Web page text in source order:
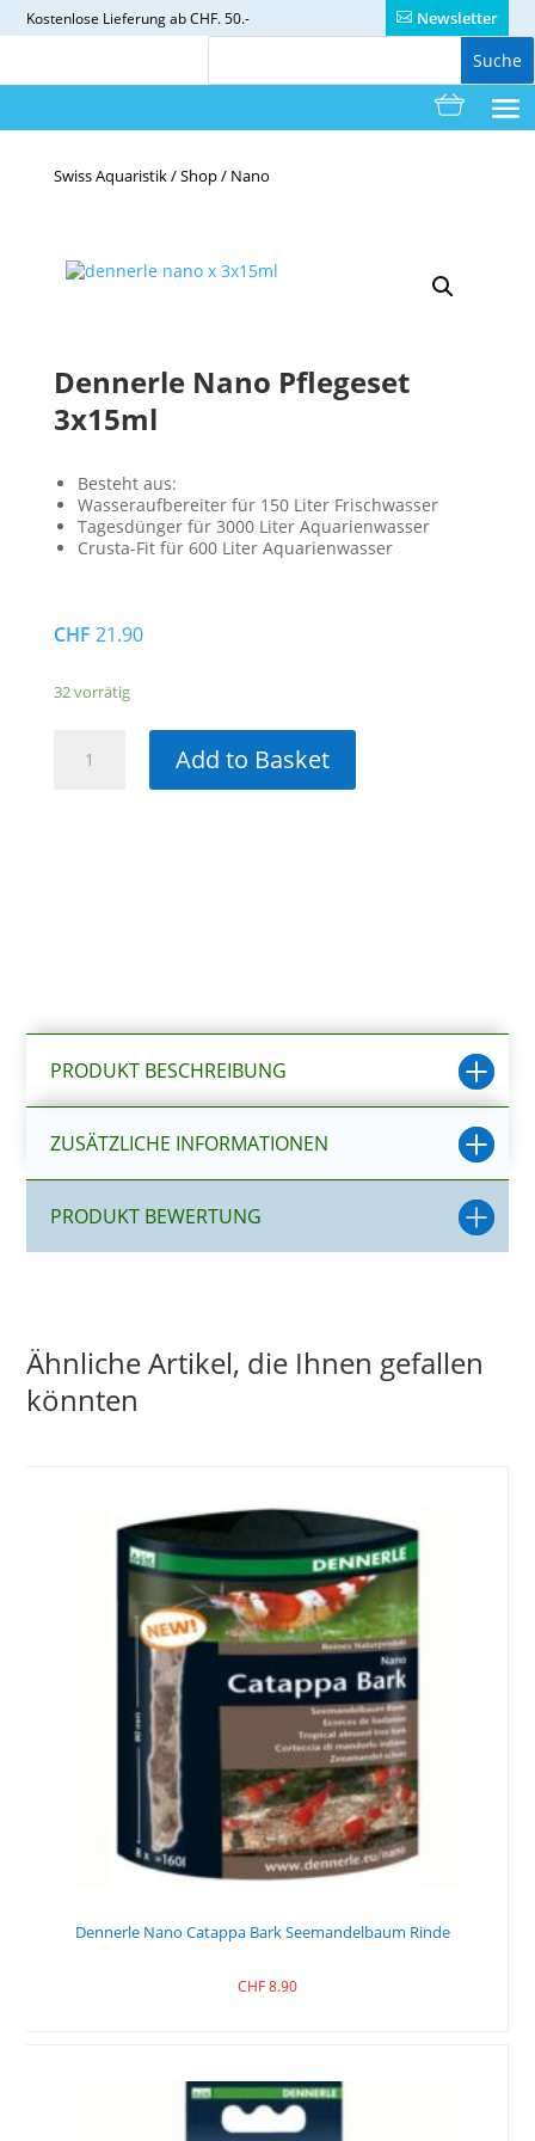
Kostenlose Lieferung ab CHF. 50.- Newsletter
Swiss Aquaristik/Shop/ Nano
Dennerle Nano Pflegeset
3x15ml
Besteht aus:
Wasseraufbereiter für 150 Liter Frischwasser
Tagesdünger für 3000 Liter Aquarienwasser
Crusta-Fit für 600 Liter Aquarienwasser
CHF 21.90
32 vorrätig
Nano
Add to Basket
PRODUKT BESCHREIBUNG
ZUSÄTZLICHE INFORMATIONEN
PRODUKT BEWERTUNG
Ähnliche Artikel, die Ihnen gefallen
könnten
Dennerle Nano Catappa Bark Seemandelbaum Rinde
CHF8.90